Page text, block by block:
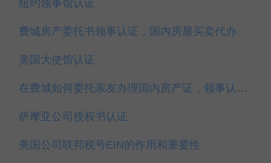
纽约领事馆认证
费城房产委托书领事认证，国内房屋买卖代办
美国大使馆认证
在费城如何委托亲友办理国内房产证，领事认证代办
萨摩亚公司授权书认证
美国公司联邦税号EIN的作用和重要性